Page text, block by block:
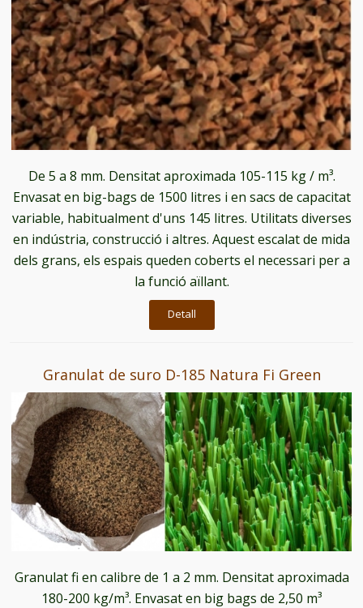
De 5 a 8 mm. Densitat aproximada 105-115 kg / m³.
Envasat en big-bags de 1500 litres i en sacs de capacitat
variable, habitualment d'uns 145 litres. Utilitats diverses
en indústria, construcció i altres. Aquest escalat de mida
dels grans, els espais queden coberts el necessari per a
la funció aïllant.
Detall
Granulat de suro D-185 Natura Fi Green
Granulat fi en calibre de 1 a 2 mm. Densitat aproximada
180-200 kg/m³. Envasat en big bags de 2,50 m³